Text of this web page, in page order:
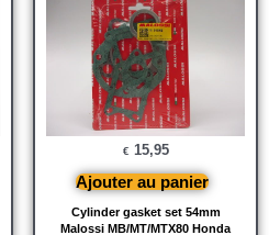
Cylinder gasket set 54mm
Malossi MB/MT/MTX80 Honda
€ 15,95
Ajouter au panier